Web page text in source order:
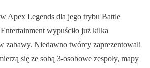
Apex Legends dla jego trybu Battle
wypuściło już kilka
zabawy. Niedawno twórcy zaprezentowali
się ze sobą 3-osobowe zespoły, mapy